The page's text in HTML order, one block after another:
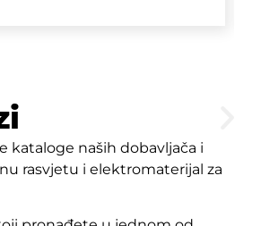
kataloge naših dobavljača i
rasvjetu i elektromaterijal za